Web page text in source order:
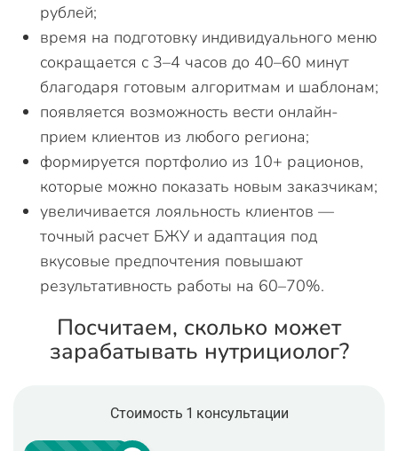
рублей;
время на подготовку индивидуального меню
сокращается с 3–4 часов до 40–60 минут
благодаря готовым алгоритмам и шаблонам;
появляется возможность вести онлайн-
прием клиентов из любого региона;
формируется портфолио из 10+ рационов,
которые можно показать новым заказчикам;
увеличивается лояльность клиентов —
точный расчет БЖУ и адаптация под
вкусовые предпочтения повышают
результативность работы на 60–70%.
Посчитаем, сколько может
зарабатывать нутрициолог?
Стоимость 1 консультации